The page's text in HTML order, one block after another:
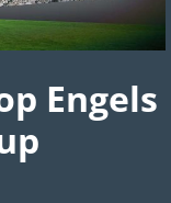
Engels